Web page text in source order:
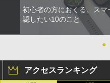
初心者の方におくる、ス
認したい10のこと
●
アクセスランキング